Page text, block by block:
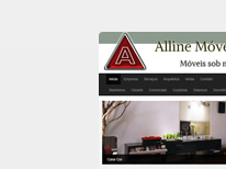
Fábrica de